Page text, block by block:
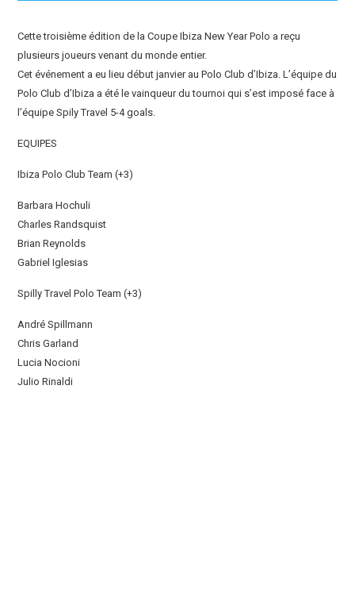
Cette troisième édition de la Coupe Ibiza New Year Polo a reçu
plusieurs joueurs venant du monde entier.
Cet événement a eu lieu début janvier au Polo Club d’Ibiza. L’équipe du
Polo Club d’Ibiza a été le vainqueur du tournoi qui s’est imposé face à
l’équipe Spily Travel 5-4 goals.
EQUIPES
Ibiza Polo Club Team (+3)
Barbara Hochuli
Charles Randsquist
Brian Reynolds
Gabriel Iglesias
Spilly Travel Polo Team (+3)
André Spillmann
Chris Garland
Lucia Nocioni
Julio Rinaldi